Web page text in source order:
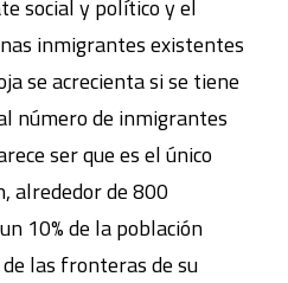
social y político y el
inmigrantes existentes
se acrecienta si se tiene
número de inmigrantes
ser que es el único
alrededor de 800
10% de la población
las fronteras de su